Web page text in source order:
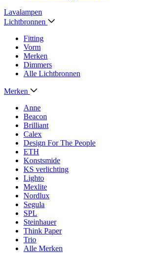
Lavalampen
Lichtbronnen
Fitting
Vorm
Merken
Dimmers
Alle Lichtbronnen
Merken
Anne
Beacon
Brilliant
Calex
Design For The People
ETH
Konstsmide
KS verlichting
Lighto
Mexlite
Nordlux
Segula
SPL
Steinhauer
Think Paper
Trio
Alle Merken